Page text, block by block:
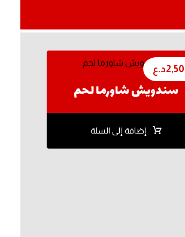
سندويش شاورما لحم
د.ع
إضافة إلى السلة